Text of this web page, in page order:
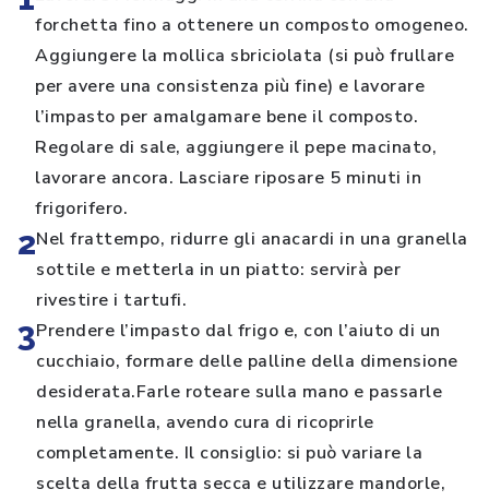
forchetta fino a ottenere un composto omogeneo.
Aggiungere la mollica sbriciolata (si può frullare
per avere una consistenza più fine) e lavorare
l’impasto per amalgamare bene il composto.
Regolare di sale, aggiungere il pepe macinato,
lavorare ancora. Lasciare riposare 5 minuti in
frigorifero.
2Nel frattempo, ridurre gli anacardi in una granella
sottile e metterla in un piatto: servirà per
rivestire i tartufi.
3Prendere l’impasto dal frigo e, con l’aiuto di un
cucchiaio, formare delle palline della dimensione
desiderata.Farle roteare sulla mano e passarle
nella granella, avendo cura di ricoprirle
completamente. Il consiglio: si può variare la
scelta della frutta secca e utilizzare mandorle,